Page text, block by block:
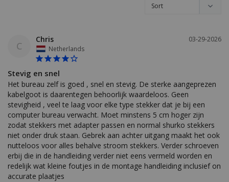
C
03-29-2026
Chris
Netherlands
Stevig en snel
Het bureau zelf is goed , snel en stevig. De sterke aangeprezen
kabelgoot is daarentegen behoorlijk waardeloos. Geen
stevigheid , veel te laag voor elke type stekker dat je bij een
computer bureau verwacht. Moet minstens 5 cm hoger zijn
zodat stekkers met adapter passen en normal shurko stekkers
niet onder druk staan. Gebrek aan achter uitgang maakt het ook
nutteloos voor alles behalve stroom stekkers. Verder schroeven
erbij die in de handleiding verder niet eens vermeld worden en
redelijk wat kleine foutjes in de montage handleiding inclusief on
accurate plaatjes